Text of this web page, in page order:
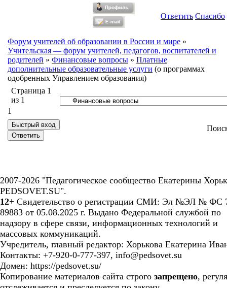
Ответить Спасибо
Форум учителей об образовании в России и мире »
Учительская — форум учителей, педагогов, воспитателей и
родителей » Финансовые вопросы » Платные
дополнительные образовательные услуги (о программах
одобренных Управлением образования)
Страница 1
из 1
1
2007-2026 "Педагогическое сообщество Екатерины
PEDSOVET.SU".
12+ Свидетельство о регистрации СМИ: Эл №ЭЛ № ФС
89883 от 05.08.2025 г. Выдано Федеральной службой по
надзору в сфере связи, информационных технологий и
массовых коммуникаций.
Учредитель, главный редактор: Хорькова Екатерина
Контакты: +7-920-0-777-397, info@pedsovet.su
Домен: https://pedsovet.su/
Копирование материалов сайта строго запрещено,